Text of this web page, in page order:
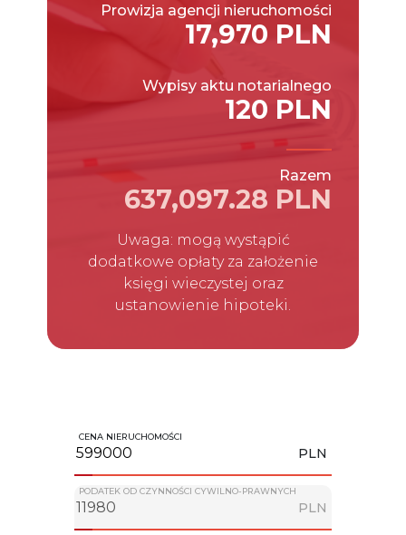
Prowizja agencji nieruchomości
17,970 PLN
Wypisy aktu notarialnego
120 PLN
Razem
637,097.28 PLN
Uwaga: mogą wystąpić
dodatkowe opłaty za założenie
księgi wieczystej oraz
ustanowienie hipoteki.
CENA NIERUCHOMOŚCI
PLN
PODATEK OD CZYNNOŚCI CYWILNO-PRAWNYCH
PLN